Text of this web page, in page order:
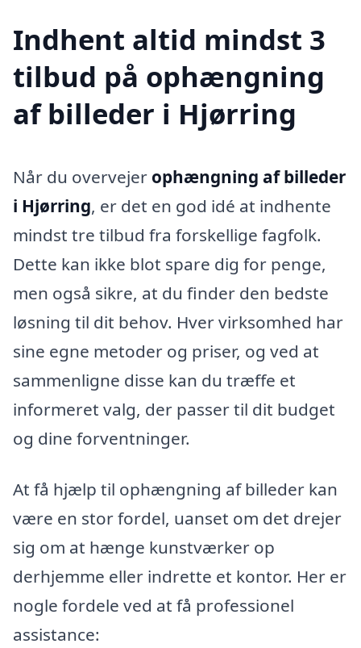
Indhent altid mindst 3
tilbud på ophængning
af billeder i Hjørring
Når du overvejer ophængning af billeder
i Hjørring, er det en god idé at indhente
mindst tre tilbud fra forskellige fagfolk.
Dette kan ikke blot spare dig for penge,
men også sikre, at du finder den bedste
løsning til dit behov. Hver virksomhed har
sine egne metoder og priser, og ved at
sammenligne disse kan du træffe et
informeret valg, der passer til dit budget
og dine forventninger.
At få hjælp til ophængning af billeder kan
være en stor fordel, uanset om det drejer
sig om at hænge kunstværker op
derhjemme eller indrette et kontor. Her er
nogle fordele ved at få professionel
assistance: